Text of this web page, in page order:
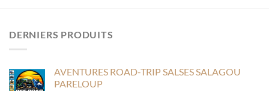
DERNIERS PRODUITS
AVENTURES ROAD-TRIP SALSES SALAGOU
PARELOUP